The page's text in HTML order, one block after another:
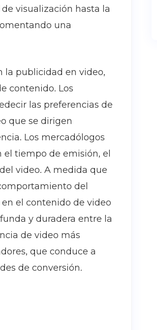
visualización hasta la
una
la publicidad en video,
contenido. Los
las preferencias de
que se dirigen
Los mercadólogos
tiempo de emisión, el
video. A medida que
del
el contenido de video
y duradera entre la
de video más
que conduce a
de conversión.